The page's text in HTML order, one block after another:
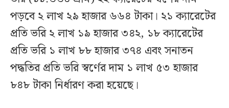
পড়বে ২ লাখ ২৯ হাজার ৬৬৪ টাকা। ২১ ক্যারেটের
প্রতি ভরি ২ লাখ ১৯ হাজার ৩৪২, ১৮ ক্যারেটের
প্রতি ভরি ১ লাখ ৮৮ হাজার ৩৭৪ এবং সনাতন
পদ্ধতির প্রতি ভরি স্বর্ণের দাম ১ লাখ ৫৩ হাজার
৮৪৮ টাকা নির্ধারণ করা হয়েছে।